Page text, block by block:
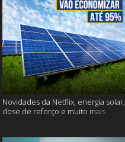
Novidades da Netflix, energia solar,
dose de reforço e muito mais